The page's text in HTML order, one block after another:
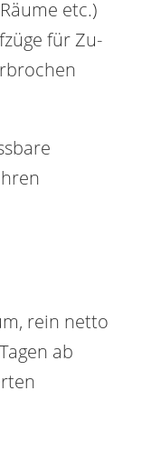
etc.)
für Zu-
rein netto
ab